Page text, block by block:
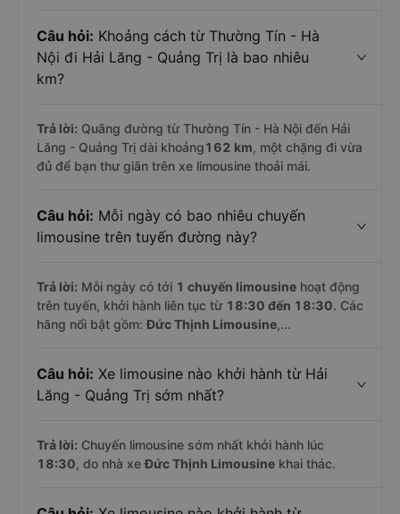
Câu hỏi: Khoảng cách từ Thường Tín - Hà
Nội đi Hải Lăng - Quảng Trị là bao nhiêu
km?
Trả lời: Quãng đường từ Thường Tín - Hà Nội đến Hải
Lăng - Quảng Trị dài khoảng162 km, một chặng đi vừa
đủ để bạn thư giãn trên xe limousine thoải mái.
Câu hỏi: Mỗi ngày có bao nhiêu chuyến
limousine trên tuyến đường này?
Trả lời: Mỗi ngày có tới 1 chuyến limousine hoạt động
trên tuyến, khởi hành liên tục từ 18:30 đến 18:30. Các
hãng nổi bật gồm:Đức Thịnh Limousine,...
Câu hỏi: Xe limousine nào khởi hành từ Hải
Lăng - Quảng Trị sớm nhất?
Trả lời: Chuyến limousine sớm nhất khởi hành lúc
18:30, do nhà xeĐức Thịnh Limousine khai thác.